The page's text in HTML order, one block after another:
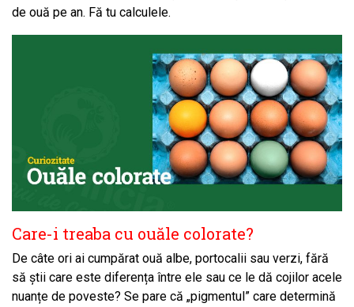
de ouă pe an. Fă tu calculele.
Care-i treaba cu ouăle colorate?
De câte ori ai cumpărat ouă albe, portocalii sau verzi, fără
să știi care este diferența între ele sau ce le dă cojilor acele
nuanțe de poveste? Se pare că „pigmentul” care determină